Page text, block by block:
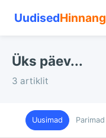
UudisedHinnang
Üks päev...
3 artiklit
Uusimad Parimad